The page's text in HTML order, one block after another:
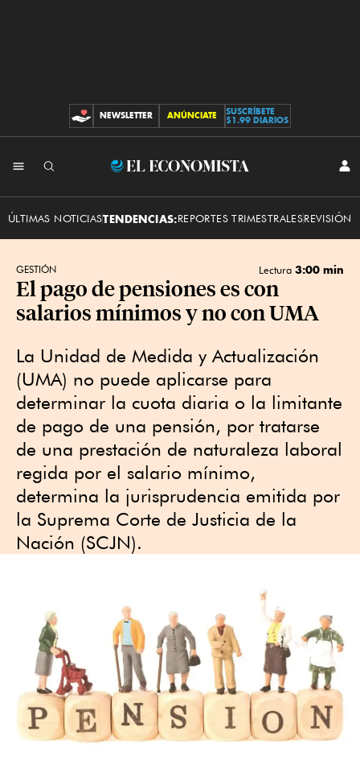
CONTRIBUCIONES
NEWSLETTER ANÚNCIATE
SUSCRÍBETE
$1.99 DIARIOS
El
ÚLTIMAS NOTICIASTENDENCIAS:REPORTES TRIMESTRALESREVISIÓN
GESTIÓN Lectura 3:00 min
El pago de pensiones es con
salarios mínimos y no con UMA
La Unidad de Medida y Actualización
(UMA) no puede aplicarse para
determinar la cuota diaria o la limitante
de pago de una pensión, por tratarse
de una prestación de naturaleza laboral
regida por el salario mínimo,
determina la jurisprudencia emitida por
la Suprema Corte de Justicia de la
Nación (SCJN).